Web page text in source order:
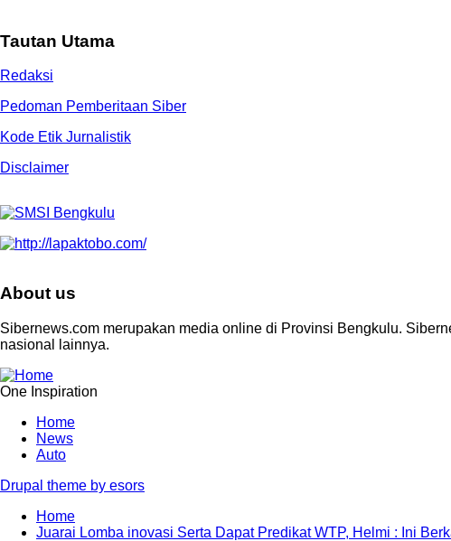
Tautan Utama
Redaksi
Pedoman Pemberitaan Siber
Kode Etik Jurnalistik
Disclaimer
About us
Sibernews.com merupakan media online di Provinsi Bengkulu.
nasional lainnya.
One Inspiration
Footer
menu
Home
News
Auto
Drupal theme by esors
Home
Juarai Lomba inovasi Serta Dapat Predikat WTP, Helmi : Ini